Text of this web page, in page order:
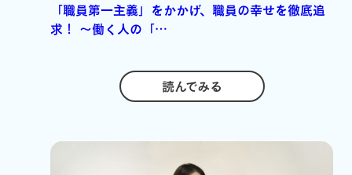
「職員第一主義」をかかげ、職員の幸せを徹底追
求！ ～働く人の「…
読んでみる